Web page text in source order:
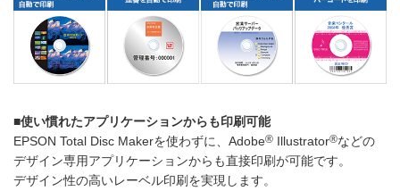
■使い慣れたアプリケーションからも印刷可能
EPSON Total Disc Makerを使わずに、Adobe® Illustrator®などの
デザイン専用アプリケーションからも直接印刷が可能です。
デザイン性の高いレーベル印刷を実現します。